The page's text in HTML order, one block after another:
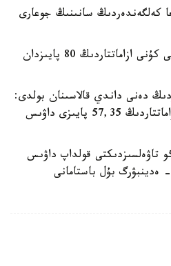
كەلگەندەردىڭ سانىنىڭ جوعارى
سايلاۋ ۋچاسكەلەرىنە بەيسەنبى كۇنى ازاماتتاردىڭ 80 پايىزدان
دەنى داندي قالاسىنان بولدى:
مۇندا تاۋەلسىزدىك ءۇشىن ازاماتتاردىڭ 57,35 پايىزى داۋىس
تاۋەلسىزدىكتى قولداپ داۋىس
ەدينبۋرگ بۇل باستامانى